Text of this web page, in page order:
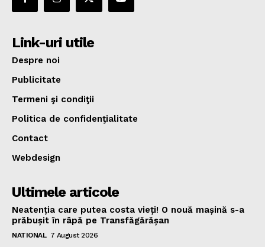
Link-uri utile
Despre noi
Publicitate
Termeni şi condiţii
Politica de confidenţialitate
Contact
Webdesign
Ultimele articole
Neatenția care putea costa vieți! O nouă mașină s-a
prăbușit în râpă pe Transfăgărășan
NATIONAL 7 August 2026